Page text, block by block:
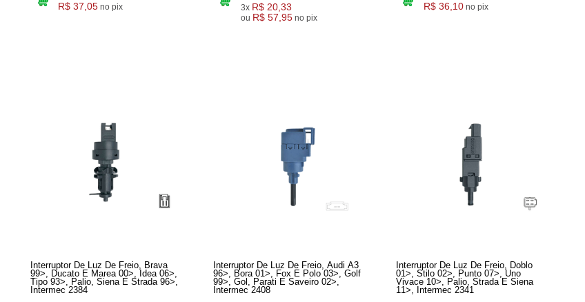
R$ 37,05 no pix 3x R$ 20,33
ou R$ 57,95 no pix
R$ 36,10 no pix
Interruptor De Luz De Freio, Brava
99>, Ducato E Marea 00>, Idea 06>,
Tipo 93>, Palio, Siena E Strada 96>,
Intermec 2384
Interruptor De Luz De Freio, Audi A3
96>, Bora 01>, Fox E Polo 03>, Golf
99>, Gol, Parati E Saveiro 02>,
Intermec 2408
Interruptor De Luz De Freio, Doblo
01>, Stilo 02>, Punto 07>, Uno
Vivace 10>, Palio, Strada E Siena
11>, Intermec 2341